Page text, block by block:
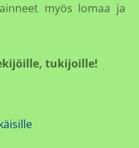
myös lomaa ja
tukijoille!